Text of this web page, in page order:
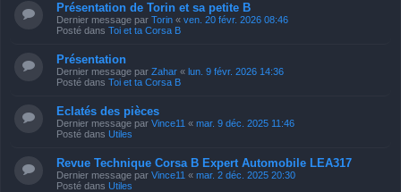
Présentation de Torin et sa petite B
Dernier message par Torin « ven. 20 févr. 2026 08:46
Posté dans Toi et ta Corsa B
Présentation
Dernier message par Zahar « lun. 9 févr. 2026 14:36
Posté dans Toi et ta Corsa B
Eclatés des pièces
Dernier message par Vince11 « mar. 9 déc. 2025 11:46
Posté dans Utiles
Revue Technique Corsa B Expert Automobile LEA317
Dernier message par Vince11 « mar. 2 déc. 2025 20:30
Posté dans Utiles